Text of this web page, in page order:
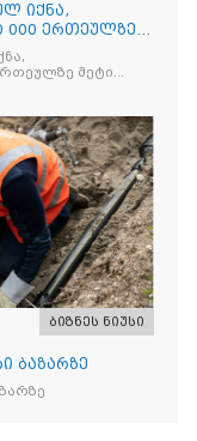
იქნა,
000 ერთეულზე
მეტი
ნიშანდებული
ბიზნეს ნიუსი
ბაზარზე